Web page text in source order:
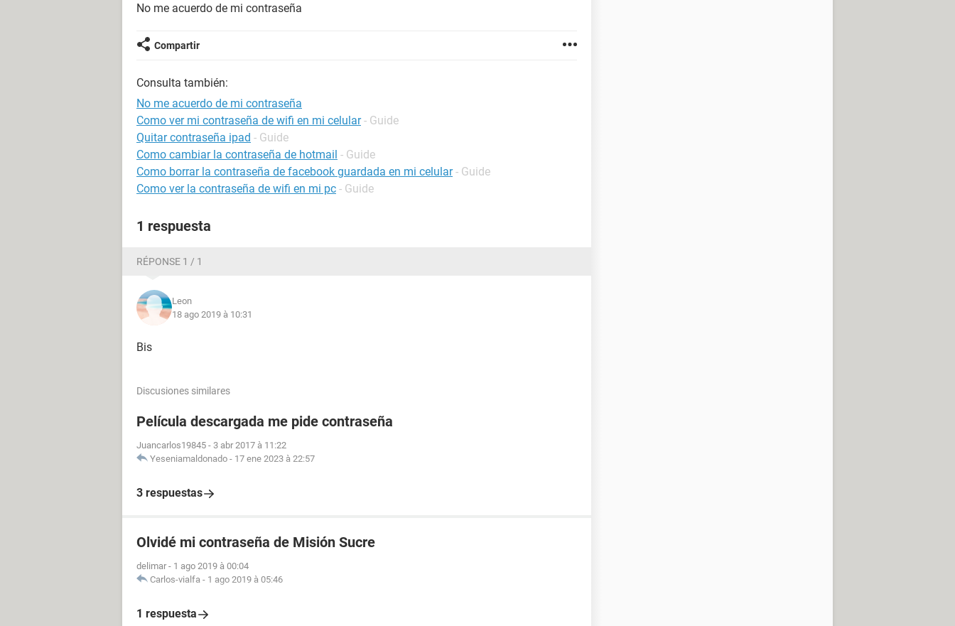
No me acuerdo de mi contraseña
Compartir
Consulta también:
No me acuerdo de mi contraseña
Como ver mi contraseña de wifi en mi celular - Guide
Quitar contraseña ipad - Guide
Como cambiar la contraseña de hotmail - Guide
Como borrar la contraseña de facebook guardada en mi celular - Guide
Como ver la contraseña de wifi en mi pc - Guide
1 respuesta
RÉPONSE 1 / 1
Leon
18 ago 2019 à 10:31
Bis
Discusiones similares
Película descargada me pide contraseña
Juancarlos19845 - 3 abr 2017 à 11:22
Yeseniamaldonado - 17 ene 2023 à 22:57
3 respuestas
Olvidé mi contraseña de Misión Sucre
delimar - 1 ago 2019 à 00:04
Carlos-vialfa - 1 ago 2019 à 05:46
1 respuesta